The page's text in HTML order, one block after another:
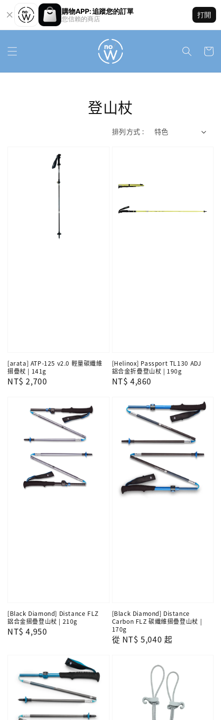
購物APP: 追蹤您的訂單
您信賴的商店
打開
登山杖
排列方式 :
[arata] ATP-125 v2.0 輕量碳纖維
摺疊杖 | 141g
Regular
NT$ 2,700
[Helinox] Passport TL130 ADJ
鋁合金折疊登山杖 | 190g
Regular
NT$ 4,860
[Black Diamond] Distance FLZ
鋁合金摺疊登山杖 | 210g
Regular
NT$ 4,950
[Black Diamond] Distance
Carbon FLZ 碳纖維摺疊登山杖 |
170g
Regular
從 NT$ 5,040 起